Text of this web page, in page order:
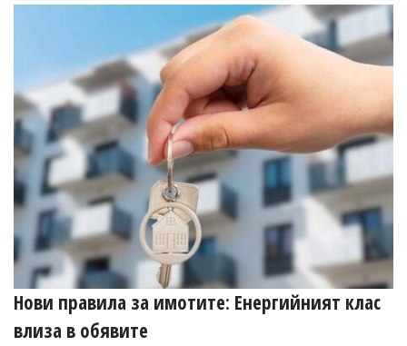
Нови правила за имотите: Енергийният клас
влиза в обявите